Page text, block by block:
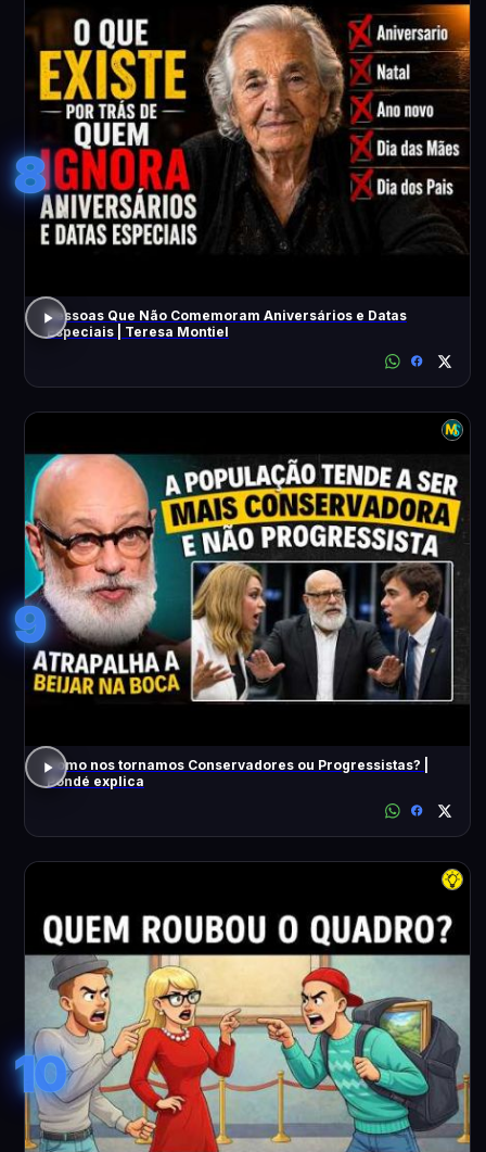
8
Pessoas Que Não Comemoram Aniversários e Datas
Especiais | Teresa Montiel
9
Como nos tornamos Conservadores ou Progressistas? |
Pondé explica
10